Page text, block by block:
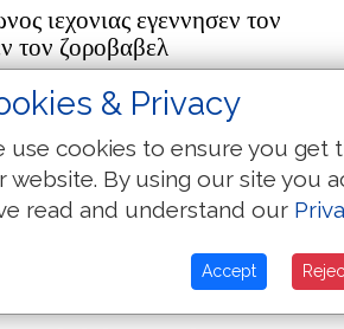
ιεχονιας εγεννησεν τον
τον ζοροβαβελ
αβιουδ δε εγεννησεν τον
αζωρ
δε εγεννησεν τον αχειμ
ελεαζαρ δε εγεννησεν τον
ανδρα μαριας εξ ης εγεννηθη
& Privacy
use cookies to ensure you get
website. By using our site you
read and understand our
Accept